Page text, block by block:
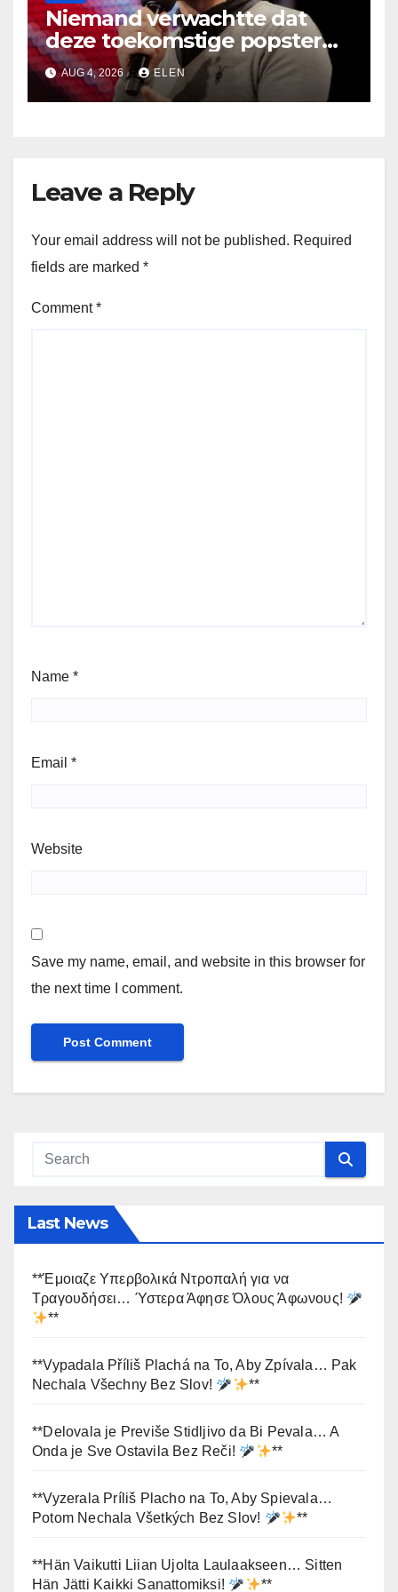
Niemand verwachtte dat
deze toekomstige popster
het podium zou betreden
AUG 4, 2026 ELEN
Leave a Reply
Your email address will not be published. Required
fields are marked *
Comment*
Name *
Email *
Website
Save my name, email, and website in this browser for
the next time I comment.
Last News
**Έμοιαζε Υπερβολικά Ντροπαλή για να
Τραγουδήσει… Ύστερα Άφησε Όλους Άφωνους!
**
**Vypadala Příliš Plachá na To, Aby Zpívala… Pak
Nechala Všechny Bez Slov!
**
**Delovala je Previše Stidljivo da Bi Pevala… A
Onda je Sve Ostavila Bez Reči!
**
**Vyzerala Príliš Placho na To, Aby Spievala…
Potom Nechala Všetkých Bez Slov!
**
**Hän Vaikutti Liian Ujolta Laulaakseen… Sitten
Hän Jätti Kaikki Sanattomiksi!
**